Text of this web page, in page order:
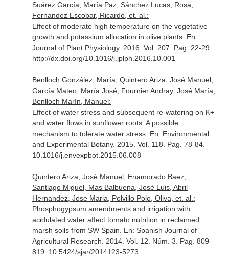
Suárez García, María Paz, Sánchez Lucas, Rosa,
Fernandez Escobar, Ricardo, et. al.:
Effect of moderate high temperature on the vegetative
growth and potassium allocation in olive plants. En:
Journal of Plant Physiology. 2016. Vol. 207. Pag. 22-29.
http://dx.doi.org/10.1016/j.jplph.2016.10.001
Benlloch González, María, Quintero Ariza, José Manuel,
García Mateo, María José, Fournier Andray, José María,
Benlloch Marín, Manuel:
Effect of water stress and subsequent re-watering on K+
and water flows in sunflower roots. A possible
mechanism to tolerate water stress. En: Environmental
and Experimental Botany. 2015. Vol. 118. Pag. 78-84.
10.1016/j.envexpbot.2015.06.008
Quintero Ariza, José Manuel, Enamorado Baez,
Santiago Miguel, Mas Balbuena, José Luis, Abril
Hernandez, Jose Maria, Polvillo Polo, Oliva, et. al.:
Phosphogypsum amendments and irrigation with
acidulated water affect tomato nutrition in reclaimed
marsh soils from SW Spain. En: Spanish Journal of
Agricultural Research . 2014. Vol. 12. Núm. 3. Pag. 809-
819. 10.5424/sjar/2014123-5273